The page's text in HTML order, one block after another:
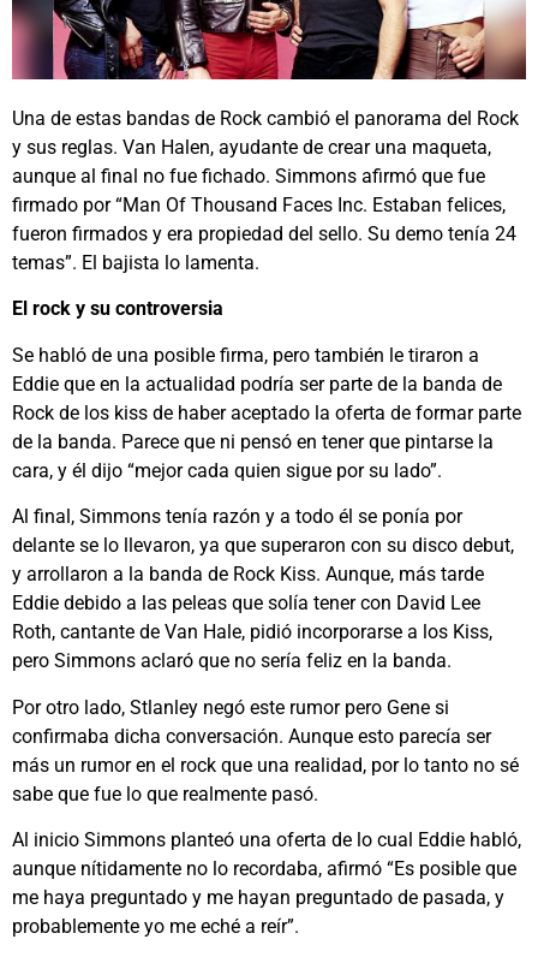
Una de estas bandas de Rock cambió el panorama del Rock
y sus reglas. Van Halen, ayudante de crear una maqueta,
aunque al final no fue fichado. Simmons afirmó que fue
firmado por “Man Of Thousand Faces Inc. Estaban felices,
fueron firmados y era propiedad del sello. Su demo tenía 24
temas”. El bajista lo lamenta.
El rock y su controversia
Se habló de una posible firma, pero también le tiraron a
Eddie que en la actualidad podría ser parte de la banda de
Rock de los kiss de haber aceptado la oferta de formar parte
de la banda. Parece que ni pensó en tener que pintarse la
cara, y él dijo “mejor cada quien sigue por su lado”.
Al final, Simmons tenía razón y a todo él se ponía por
delante se lo llevaron, ya que superaron con su disco debut,
y arrollaron a la banda de Rock Kiss. Aunque, más tarde
Eddie debido a las peleas que solía tener con David Lee
Roth, cantante de Van Hale, pidió incorporarse a los Kiss,
pero Simmons aclaró que no sería feliz en la banda.
Por otro lado, Stlanley negó este rumor pero Gene si
confirmaba dicha conversación. Aunque esto parecía ser
más un rumor en el rock que una realidad, por lo tanto no sé
sabe que fue lo que realmente pasó.
Al inicio Simmons planteó una oferta de lo cual Eddie habló,
aunque nítidamente no lo recordaba, afirmó “Es posible que
me haya preguntado y me hayan preguntado de pasada, y
probablemente yo me eché a reír”.